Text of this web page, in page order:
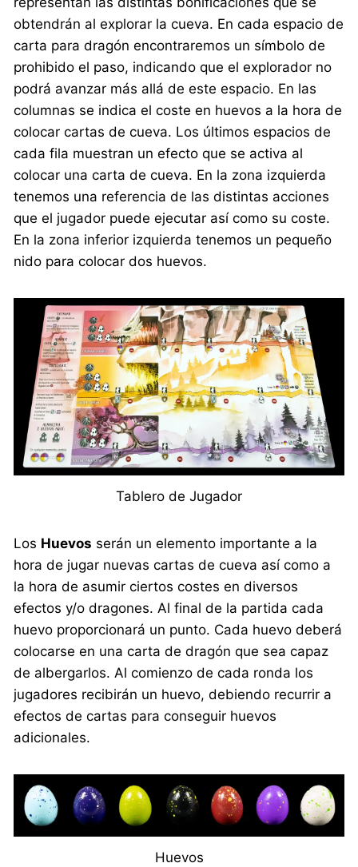
obtendrán al explorar la cueva. En cada espacio de
carta para dragón encontraremos un símbolo de
prohibido el paso, indicando que el explorador no
podrá avanzar más allá de este espacio. En las
columnas se indica el coste en huevos a la hora de
colocar cartas de cueva. Los últimos espacios de
cada fila muestran un efecto que se activa al
colocar una carta de cueva. En la zona izquierda
tenemos una referencia de las distintas acciones
que el jugador puede ejecutar así como su coste.
En la zona inferior izquierda tenemos un pequeño
nido para colocar dos huevos.
Tablero de Jugador
Los Huevos serán un elemento importante a la
hora de jugar nuevas cartas de cueva así como a
la hora de asumir ciertos costes en diversos
efectos y/o dragones. Al final de la partida cada
huevo proporcionará un punto. Cada huevo deberá
colocarse en una carta de dragón que sea capaz
de albergarlos. Al comienzo de cada ronda los
jugadores recibirán un huevo, debiendo recurrir a
efectos de cartas para conseguir huevos
adicionales.
Huevos